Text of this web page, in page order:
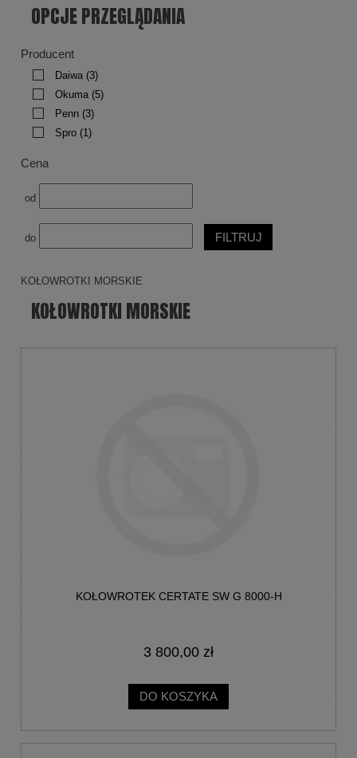
OPCJE PRZEGLĄDANIA
Producent
Daiwa (3)
Okuma (5)
Penn (3)
Spro (1)
Cena
od
do FILTRUJ
KOŁOWROTKI MORSKIE
KOŁOWROTKI MORSKIE
KOŁOWROTEK CERTATE SW G 8000-H
3 800,00 zł
DO KOSZYKA